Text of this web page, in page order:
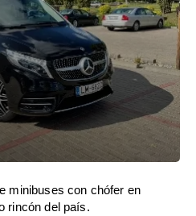
minibuses con chófer en
rincón del país.